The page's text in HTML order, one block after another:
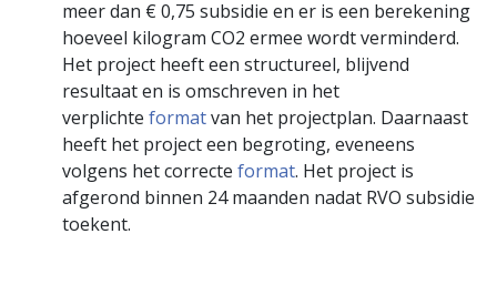
meer dan € 0,75 subsidie en er is een berekening
hoeveel kilogram CO2 ermee wordt verminderd.
Het project heeft een structureel, blijvend
resultaat en is omschreven in het
verplichte formatvan het projectplan. Daarnaast
heeft het project een begroting, eveneens
volgens het correcte format. Het project is
afgerond binnen 24 maanden nadat RVO subsidie
toekent.